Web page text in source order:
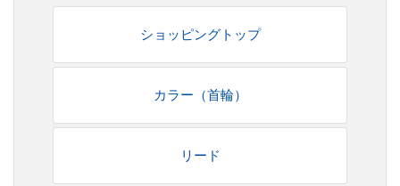
ショッピングトップ
カラー（首輪）
リード